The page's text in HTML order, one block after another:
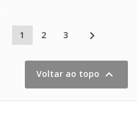
1 2 3 
Voltar ao topo 